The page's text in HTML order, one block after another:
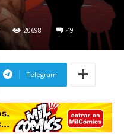
20698 49
Telegram